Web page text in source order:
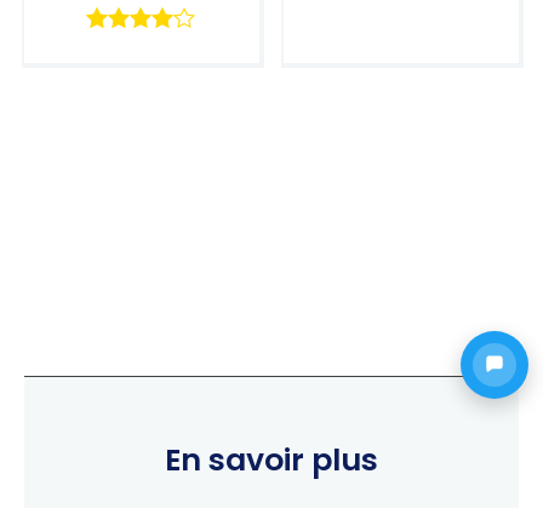
En savoir plus